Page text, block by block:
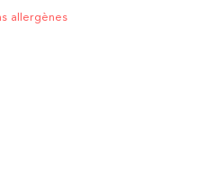
allergènes